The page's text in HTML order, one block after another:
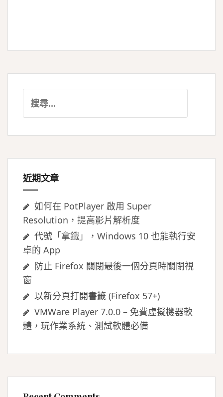
尋
鍵
近期文章
如何在 PotPlayer 啟用 Super
Resolution，提高影片解析度
代號「拿鐵」，Windows 10 也能執行安
卓的 App
防止 Firefox 關閉最後一個分頁時關閉視
窗
以新分頁打開書籤 (Firefox 57+)
VMWare Player 7.0.0 – 免費虛擬機器軟
體，玩作業系統、測試軟體必備